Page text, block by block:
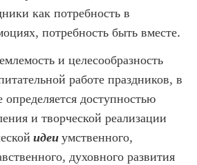
как потребность в
потребность быть вместе.
и целесообразность
работе праздников, в
определяется доступностью
и творческой реализации
идеиумственного,
духовного развития